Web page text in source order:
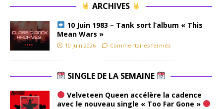
ARCHIVES
10 Juin 1983 – Tank sort l’album « This
Mean Wars »
10 juin 2026 Commentaires fermés
SINGLE DE LA SEMAINE
Velveteen Queen accélère la cadence
avec le nouveau single « Too Far Gone »